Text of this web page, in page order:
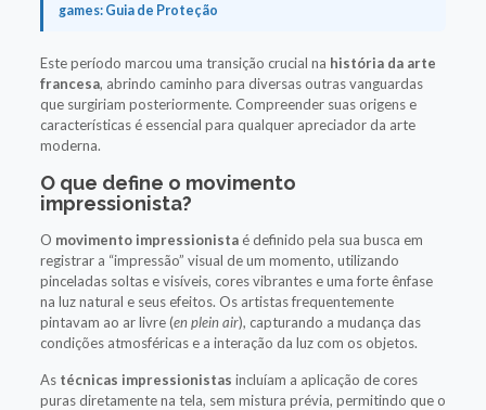
games: Guia de Proteção
Este período marcou uma transição crucial na história da arte
francesa, abrindo caminho para diversas outras vanguardas
que surgiriam posteriormente. Compreender suas origens e
características é essencial para qualquer apreciador da arte
moderna.
O que define o movimento
impressionista?
O movimento impressionistaé definido pela sua busca em
registrar a “impressão” visual de um momento, utilizando
pinceladas soltas e visíveis, cores vibrantes e uma forte ênfase
na luz natural e seus efeitos. Os artistas frequentemente
pintavam ao ar livre (en plein air), capturando a mudança das
condições atmosféricas e a interação da luz com os objetos.
As técnicas impressionistas incluíam a aplicação de cores
puras diretamente na tela, sem mistura prévia, permitindo que o